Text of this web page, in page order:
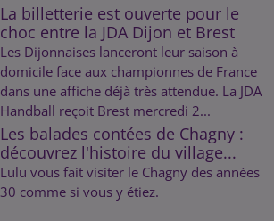
La billetterie est ouverte pour le
choc entre la JDA Dijon et Brest
Les Dijonnaises lanceront leur saison à
domicile face aux championnes de France
dans une affiche déjà très attendue. La JDA
Handball reçoit Brest mercredi 2...
Les balades contées de Chagny :
découvrez l'histoire du village...
Lulu vous fait visiter le Chagny des années
30 comme si vous y étiez.